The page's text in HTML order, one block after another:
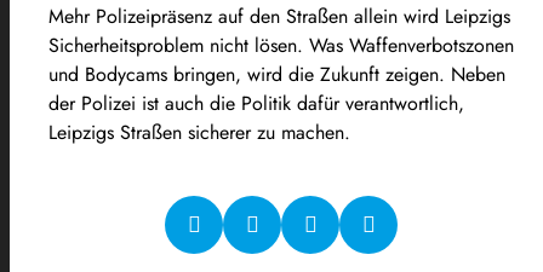
Mehr Polizeipräsenz auf den Straßen allein wird Leipzigs
Sicherheitsproblem nicht lösen. Was Waffenverbotszonen
und Bodycams bringen, wird die Zukunft zeigen. Neben
der Polizei ist auch die Politik dafür verantwortlich,
Leipzigs Straßen sicherer zu machen.